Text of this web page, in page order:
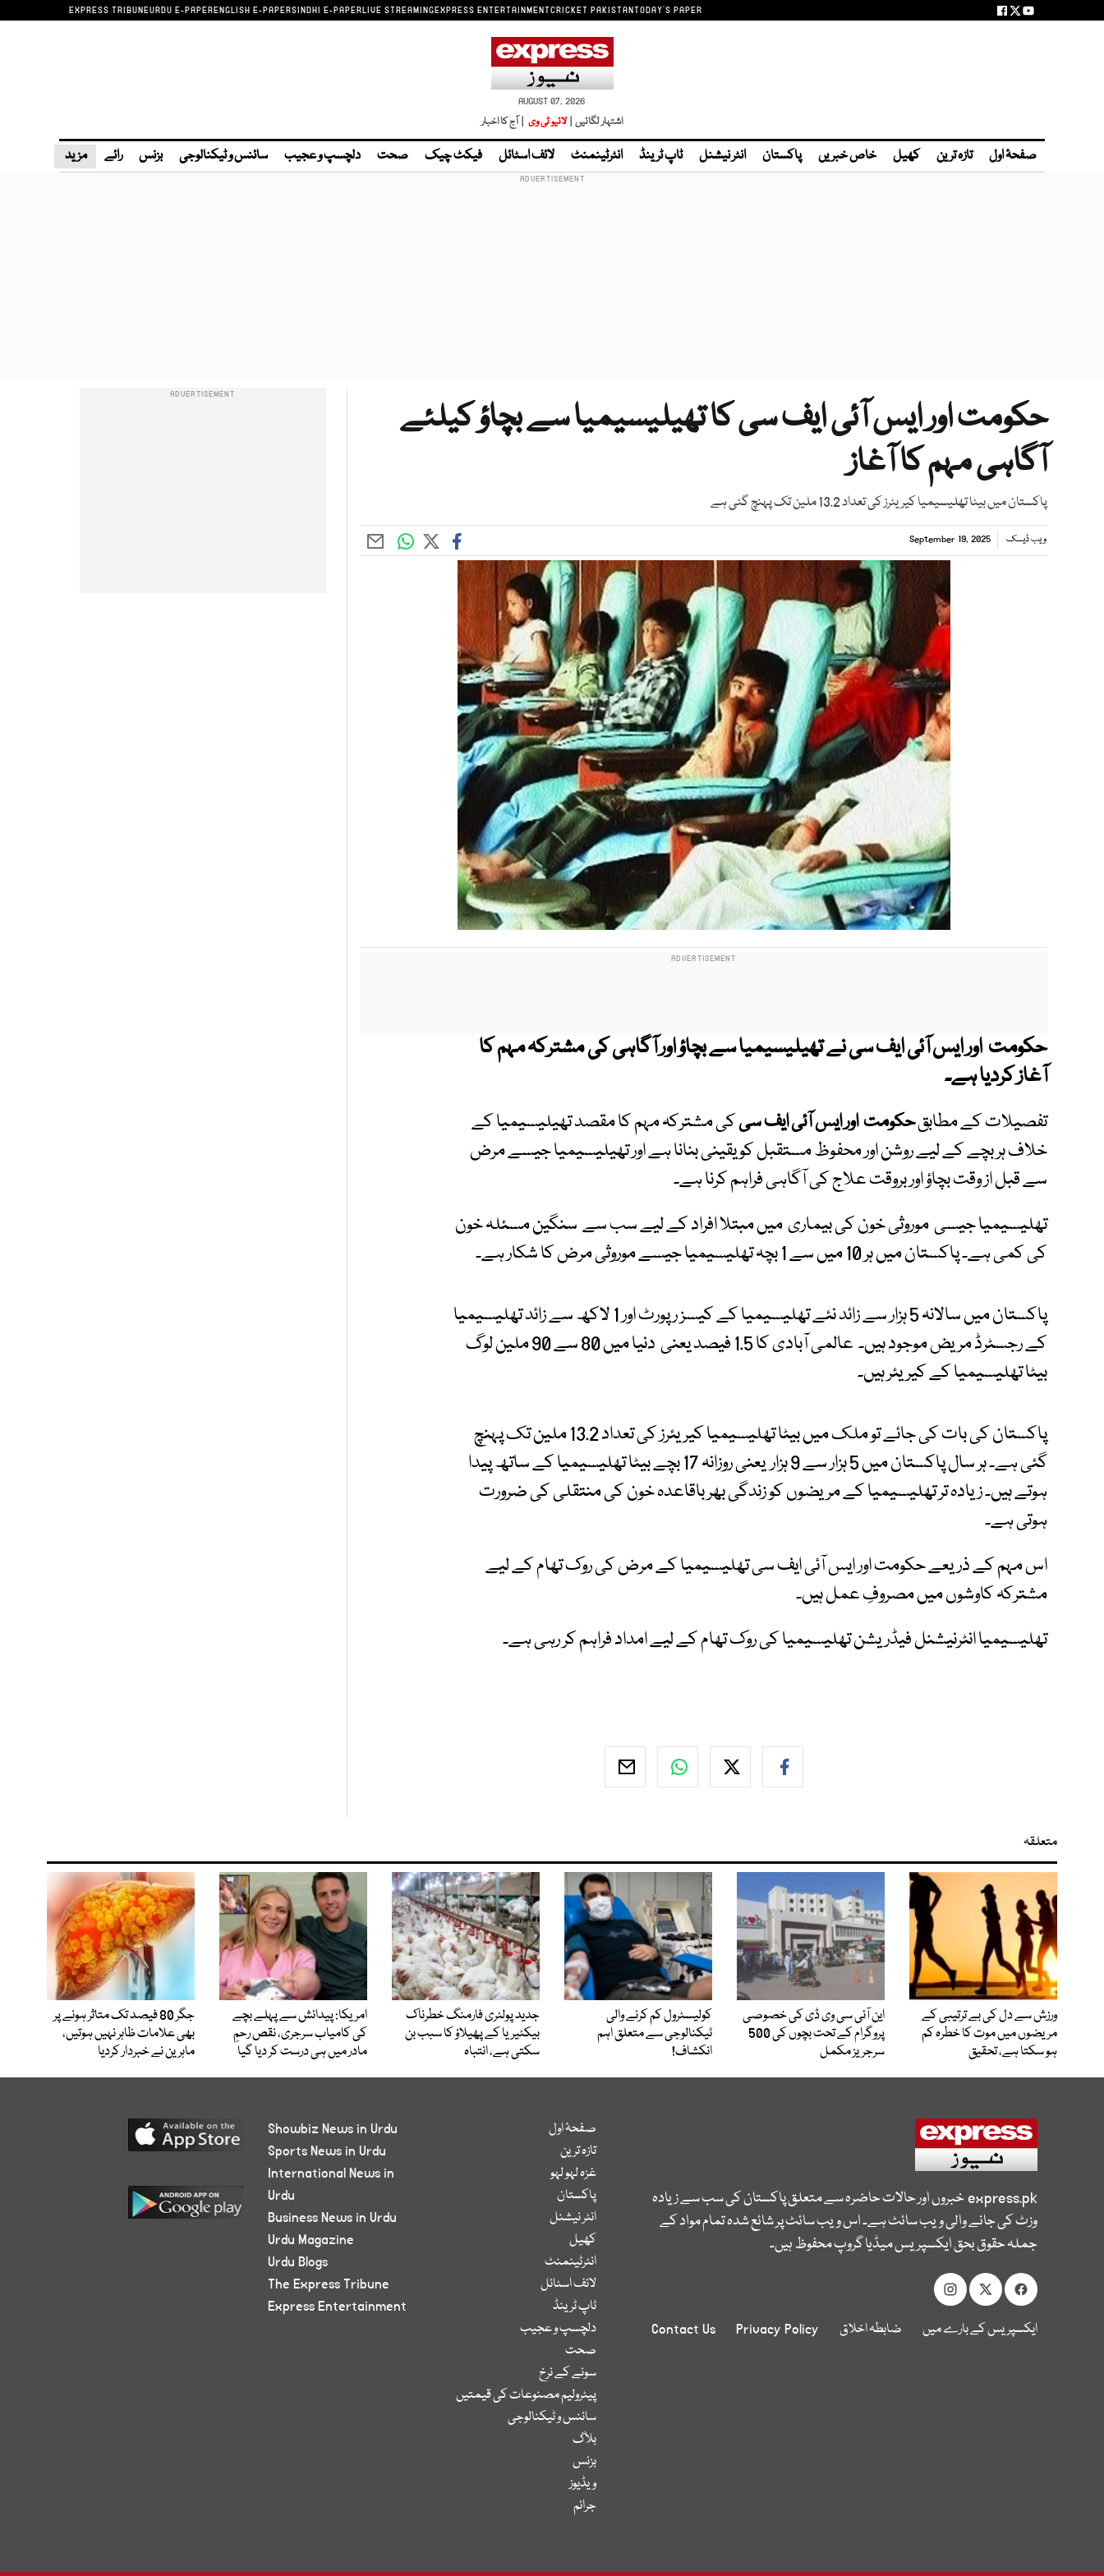
EXPRESS TRIBUNEURDU E-PAPERENGLISH E-PAPERSINDHI E-PAPERLIVE STREAMINGEXPRESS ENTERTAINMENTCRICKET PAKISTANTODAY'S PAPER
AUGUST 07, 2026
اشتہار لگائیں | لائیو ٹی وی | آج کا اخبار
صفحۂ اول تازہ ترین کھیل خاص خبریں پاکستان انٹر نیشنل ٹاپ ٹرینڈ انٹرٹینمنٹ لائف اسٹائل فیکٹ چیک صحت دلچسپ و عجیب سائنس و ٹیکنالوجی بزنس رائے مزید
حکومت اور ایس آئی ایف سی کا تھیلیسیمیا سے بچاؤ کیلئے
آگاہی مہم کا آغاز
پاکستان میں بیٹا تھلیسیمیا کیریئرز کی تعداد 13.2 ملین تک پہنچ گئی ہے
ویب ڈیسک September 19, 2025
حکومت اور ایس آئی ایف سی نےتھیلیسیمیا سے بچاؤ اور آگاہی کی مشترکہ مہم کا
آغاز کردیا ہے۔
تفصیلات کے مطابقحکومت اور ایس آئی ایف سیکی مشترکہ مہم کا مقصد تھیلیسیمیا کے
خلاف ہر بچے کے لیے روشن اور محفوظ مستقبل کو یقینی بنانا ہے اور تھیلیسیمیا جیسے مرض
سے قبل از وقت بچاؤ اور بروقت علاج کی آگاہی فراہم کرنا ہے۔
تھلیسیمیا جیسی موروثی خون کی بیماری میں مبتلا افراد کے لیے سب سے سنگین مسئلہ خون
کی کمی ہے۔ پاکستان میں ہر 10 میں سے 1 بچہ تھلیسیمیا جیسے موروثی مرض کا شکار ہے۔
پاکستان میں سالانہ 5 ہزار سے زائد نئے تھلیسیمیا کے کیسز رپورٹ اور 1 لاکھ سے زائد تھلیسیمیا
کے رجسٹرڈ مریض موجود ہیں۔ عالمی آبادی کا 1.5 فیصد یعنی دنیا میں 80 سے 90 ملین لوگ
بیٹا تھلیسیمیا کے کیریئر ہیں۔
پاکستان کی بات کی جائے تو ملک میں بیٹا تھلیسیمیا کیریئرز کی تعداد 13.2 ملین تک پہنچ
گئی ہے۔ ہر سال پاکستان میں 5 ہزار سے 9 ہزار یعنی روزانہ 17 بچے بیٹا تھلیسیمیا کے ساتھ پیدا
ہوتے ہیں۔ زیادہ تر تھلیسیمیا کے مریضوں کو زندگی بھر باقاعدہ خون کی منتقلی کی ضرورت
ہوتی ہے۔
اس مہم کے ذریعے حکومت اور ایس آئی ایف سی تھلیسیمیا کے مرض کی روک تھام کے لیے
مشترکہ کاوشوں میں مصروفِ عمل ہیں۔
تھلیسیمیا انٹرنیشنل فیڈریشن تھلیسیمیا کی روک تھام کے لیے امداد فراہم کر رہی ہے۔
متعلقہ
ورزش سے دل کی بے ترتیبی کے
مریضوں میں موت کا خطرہ کم
ہو سکتا ہے، تحقیق
این آئی سی وی ڈی کی خصوصی
پروگرام کے تحت بچوں کی 500
سرجریز مکمل
کولیسٹرول کم کرنے والی
ٹیکنالوجی سے متعلق اہم
انکشاف!
جدید پولٹری فارمنگ خطرناک
بیکٹیریا کے پھیلاؤ کا سبب بن
سکتی ہے، انتباہ
امریکا: پیدائش سے پہلے بچے
کی کامیاب سرجری، نقص رحمِ
مادر میں ہی درست کر دیا گیا
جگر 80 فیصد تک متاثر ہونے پر
بھی علامات ظاہر نہیں ہوتیں،
ماہرین نے خبردار کردیا
express.pkخبروں اور حالات حاضرہ سے متعلق پاکستان کی سب سے زیادہ
وزٹ کی جانے والی ویب سائٹ ہے۔ اس ویب سائٹ پر شائع شدہ تمام مواد کے
جملہ حقوق بحق ایکسپریس میڈیا گروپ محفوظ ہیں۔
ایکسپریس کے بارے میں ضابطہ اخلاق Privacy Policy
Contact Us
صفحۂ اول
تازہ ترین
غزہ لہو لہو
پاکستان
انٹر نیشنل
کھیل
انٹرٹینمنٹ
لائف اسٹائل
ٹاپ ٹرینڈ
دلچسپ و عجیب
صحت
سونے کے نرخ
پیٹرولیم مصنوعات کی قیمتیں
سائنس و ٹیکنالوجی
بلاگ
بزنس
ویڈیوز
جرائم
Showbiz News in Urdu
Sports News in Urdu
International News in
Urdu
Business News in Urdu
Urdu Magazine
Urdu Blogs
The Express Tribune
Express Entertainment